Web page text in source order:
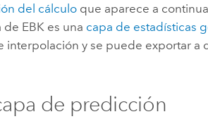
del cálculo que aparece a
EBK es una capa de estadísticas
interpolación y se puede exportar a
de predicción